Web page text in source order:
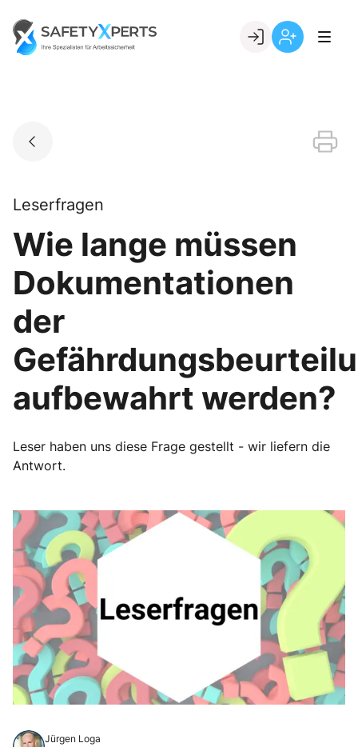
content
Go to landing page.
Leserfragen
Wie lange müssen
Dokumentationen
der
aufbewahrt werden?
Leser haben uns diese Frage gestellt - wir liefern die
Antwort.
Jürgen Loga